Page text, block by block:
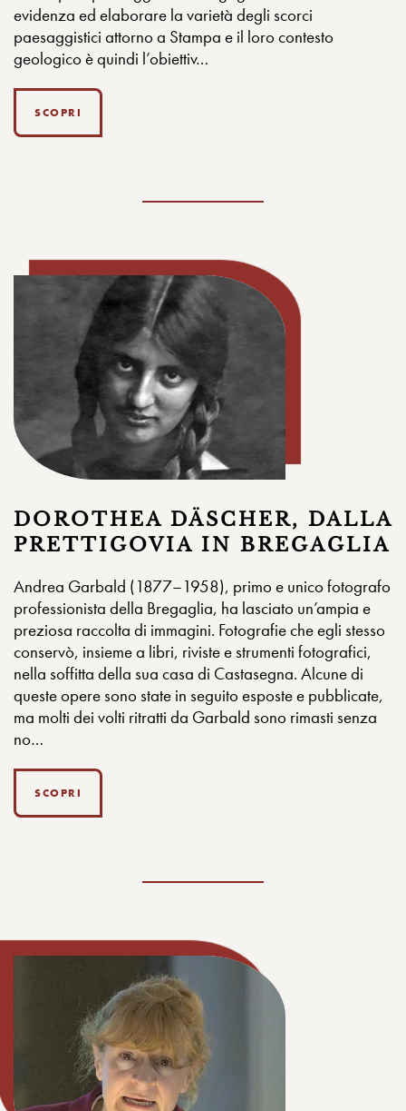
evidenza ed elaborare la varietà degli scorci
paesaggistici attorno a Stampa e il loro contesto
geologico è quindi l’obiettiv…
SCOPRI
DOROTHEA DÄSCHER, DALLA
PRETTIGOVIA IN BREGAGLIA
Andrea Garbald (1877–1958), primo e unico fotografo
professionista della Bregaglia, ha lasciato un’ampia e
preziosa raccolta di immagini. Fotografie che egli stesso
conservò, insieme a libri, riviste e strumenti fotografici,
nella soffitta della sua casa di Castasegna. Alcune di
queste opere sono state in seguito esposte e pubblicate,
ma molti dei volti ritratti da Garbald sono rimasti senza
no…
SCOPRI